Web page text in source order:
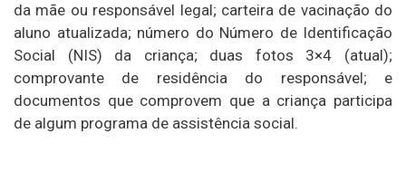
da mãe ou responsável legal; carteira de vacinação do
aluno atualizada; número do Número de Identificação
Social (NIS) da criança; duas fotos 3×4 (atual);
comprovante de residência do responsável; e
documentos que comprovem que a criança participa
de algum programa de assistência social.